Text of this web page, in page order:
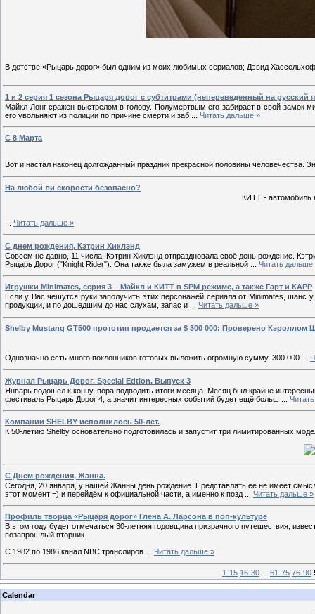
В детстве «Рыцарь дорог» был одним из моих любимых сериалов; Дэвид
1 и 2 серия 1 сезона Рыцаря дорог с субтитрами (непереведенный на русский
Майкл Лонг сражен выстрелом в голову. Полумертвым его забирает в свой замок
его увольняют из полиции по причине смерти и заб
Читать дальше »
С 8 Марта
Вот и настал наконец долгожданный праздник прекрасной половины
На любой ли скорости безопасно?
КИТТ - автомобиль
Читать дальше »
С днем рождения, Кэтрин Хиклэнд
Совсем не давно, 11 числа, Кэтрин Хиклэнд отпраздновала своё день рождение.
Рыцарь Дорог ("Knight Rider"). Она также была замужем в реальной
Читать дальше
Игрушки Minimates, серия 3 – Майкл и КИТТ в SPM режиме, а также Гарт и КАРР
Если у Вас чешутся руки заполучить этих персонажей сериала от Minimates,
продукции, и по дошедшим до нас слухам, запас и
Читать дальше »
Shelby Mustang GT500 прототип продается за $ 300 000: Проверено Кэроллом
Однозначно есть много поклонников готовых выложить огромную сумму, 300 000
Журнал Рыцарь Дорог. Special Edtion. Выпуск 3
Январь подошел к концу, пора подводить итоги месяца. Месяц был крайне
фестиваль Рыцарь Дорог 4, а значит интересных событий будет ещё больш
Компании SHELBY исполнилось 50-лет.
К 50-летию Shelby основательно подготовилась и запустит три лимитированных
С Днем рождения, Жанна.
Сегодня, 20 января, у нашей Жанны день рождение. Представлять её не имеет
этот момент =) и перейдём к официальной части, а именно к позд
Читать дальше »
Профиль творца «Рыцаря дорог» Глена А. Ларсона в поп-культуре
В этом году будет отмечаться 30-летняя годовщина призрачного путешествия,
позапрошлый вторник.
С 1982 по 1986 канал NBC транслиров ... Читать дальше »
1-15 16-30 61-75 76-90
Calendar